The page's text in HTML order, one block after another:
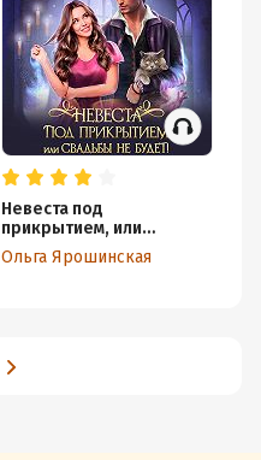
Невеста под
прикрытием, или
Свадьбы не будет!
Ольга Ярошинская